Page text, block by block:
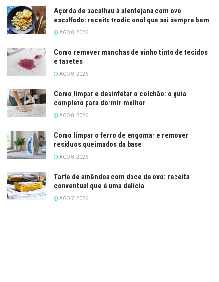
Açorda de bacalhau à alentejana com ovo
escalfado: receita tradicional que sai sempre bem
AGO 8, 2026
Como remover manchas de vinho tinto de tecidos
e tapetes
AGO 8, 2026
Como limpar e desinfetar o colchão: o guia
completo para dormir melhor
AGO 8, 2026
Como limpar o ferro de engomar e remover
resíduos queimados da base
AGO 8, 2026
Tarte de amêndoa com doce de ovo: receita
conventual que é uma delícia
AGO 7, 2026